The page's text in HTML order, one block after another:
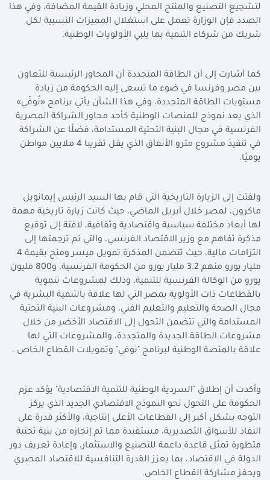
لتشجيع التصنيع والمنتج المحلي وزيادة القيمة المضافة، وفي هذا
الصدد فإن الوزارة تعمل على استغلال المميزات النسبية لكل
شريك من شركاء التنمية بما يلبي الأولويات الوطنية.
كما أشارت إلى أن الطاقة المتجددة أن المحاور الرئيسية للتعاون
بين مصر وفرنسا في ضوء ما تسعى إليه الحكومة من زيادة
مستويات الطاقة المتجددة، وفي هذا الشأن يأتي برنامج «نُوفّي»
الذي يعد نموذج للمنصات الوطنية كأحد محاور الشراكة المصرية
الفرنسية في مجال البنية التحتية المستدامة، فضلًا عن الشراكة
في تنفيذ مشروع مترو الأنفاق الذي يقل تقريبا 4 ملايين مواطن
يوميًا.
ولفتت إلى الزيارة التاريخية التي قام بها السيد الرئيس إيمانويل
ماكرون، لمصر خلال أبريل الماضي، حيث كانت زيارة تاريخية مهمة
لها أبعاد مختلفة سياسية واقتصادية وثقافية، لافتة إلى توقيع
مذكرة تفاهم مع وزير الاقتصاد الفرنسي، والتي تم ترجمتها إلى
التزامات مالية، حيث تتضمن المذكرة تمويل ميسر ومنح بقيمة 4
مليار يورو منهم 3.2 مليار يورو من الحكومة الفرنسية، و800 مليون
يورو من الوكالة الفرنسية للتنمية، وذلك لمشروعات تنموية
بالقطاعات ذات الأولوية بمصر التي لها علاقة بالتنمية البشرية في
مجال الصحة والتعليم والتعليم الفني، ومشروعات البنية التحتية
المستدامة والتي تتضمن التحول إلى الاقتصاد الأخضر من خلال
مشروعات الطاقة الجديدة والمتجددة، والمشروعات التي لها
علاقة بالمنصة الوطنية لبرنامج "نوفي" وتمويلات القطاع الخاص .
وأكدت أن إطلاق "السردية الوطنية للتنمية الاقتصادية" يؤكد عزم
الحكومة على التحول نحو النموذج الاقتصادي الجديد الذي يركز
التوجه بشكل أكبر إلى القطاعات الأعلى إنتاجية، والأكثر قدرة على
النفاذ للأسواق التصديرية، مستفيدة مما تم إنجازه من بنية تحتية
متطورة تمثل قاعدة داعمة للتصنيع والاستثمار، وإعادة تعريف دور
الدولة في الاقتصاد، بما يعزز القدرة التنافسية للاقتصاد المصري
ويحفز مشاركة القطاع الخاص.